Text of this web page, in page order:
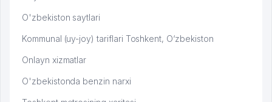
O'zbekiston saytlari
Kommunal (uy-joy) tariflari Toshkent, O‘zbekiston
Onlayn xizmatlar
O'zbekistonda benzin narxi